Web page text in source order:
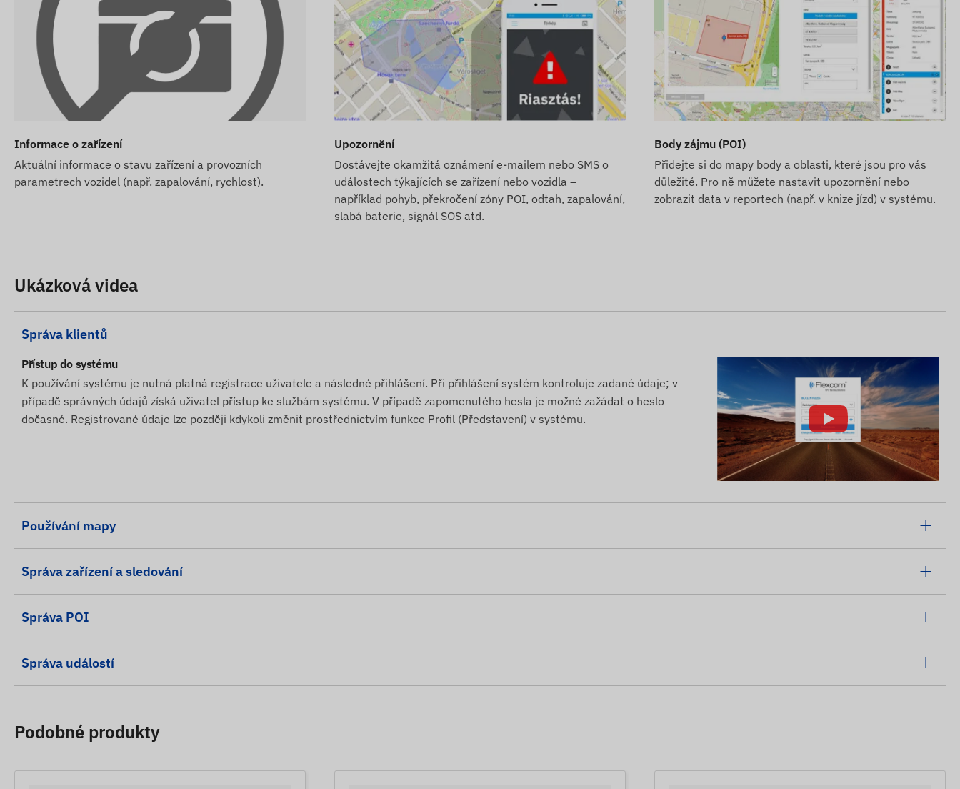
Pokud si přejete využívat i službu SMS výstrah našeho softwaru, zakupte si v našem e-shopu v sekci doplňkových
produktů také SMS kreditní kartu.
Popisy zařízení a obrázky na webových stránkách vycházejí z informací zveřejněných výrobcem, které nejsou
vždy přesné nebo bezchybné. Výrobce si vyhrazuje právo bez předchozího upozornění změnit některé parametry
nebo balení produktu – aktualizace údajů souvisejících s těmito změnami na našich webových stránkách probíhá
po zjištění a vyhodnocení změn.
Informace o zařízení
Aktuální informace o stavu zařízení a provozních
parametrech vozidel (např. zapalování, rychlost).
Upozornění
Dostávejte okamžitá oznámení e-mailem nebo SMS o
událostech týkajících se zařízení nebo vozidla –
například pohyb, překročení zóny POI, odtah, zapalování,
slabá baterie, signál SOS atd.
Body zájmu (POI)
Přidejte si do mapy body a oblasti, které jsou pro vás
důležité. Pro ně můžete nastavit upozornění nebo
zobrazit data v reportech (např. v knize jízd) v systému.
Ukázková videa
Správa klientů
Přístup do systému
K používání systému je nutná platná registrace uživatele a následné přihlášení. Při přihlášení systém kontroluje zadané údaje; v
případě správných údajů získá uživatel přístup ke službám systému. V případě zapomenutého hesla je možné zažádat o heslo
dočasné. Registrované údaje lze později kdykoli změnit prostřednictvím funkce Profil (Představení) v systému.
Používání mapy
Správa zařízení a sledování
Správa POI
Správa událostí
Podobné produkty